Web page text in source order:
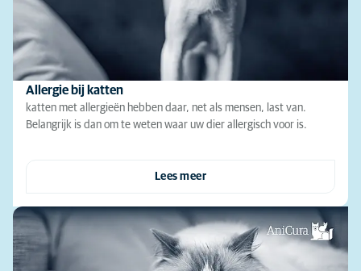
Allergie bij katten
katten met allergieën hebben daar, net als mensen, last van.
Belangrijk is dan om te weten waar uw dier allergisch voor is.
Lees meer